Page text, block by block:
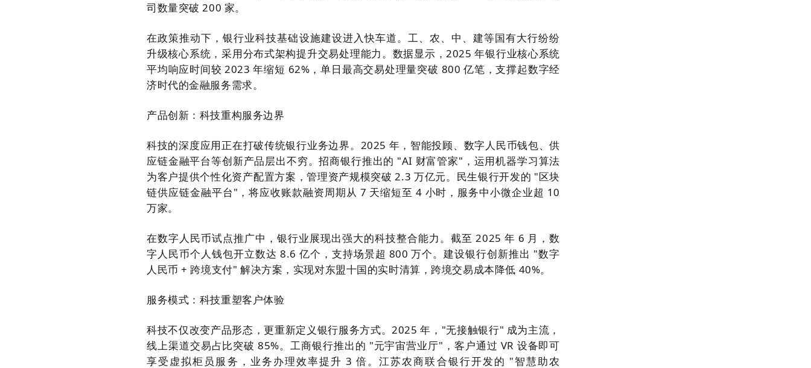
司数量突破 200 家。
在政策推动下，银行业科技基础设施建设进入快车道。工、农、中、建等国有大行纷纷
升级核心系统，采用分布式架构提升交易处理能力。数据显示，2025 年银行业核心系统
平均响应时间较 2023 年缩短 62%，单日最高交易处理量突破 800 亿笔，支撑起数字经
济时代的金融服务需求。
产品创新：科技重构服务边界
科技的深度应用正在打破传统银行业务边界。2025 年，智能投顾、数字人民币钱包、供
应链金融平台等创新产品层出不穷。招商银行推出的 "AI 财富管家"，运用机器学习算法
为客户提供个性化资产配置方案，管理资产规模突破 2.3 万亿元。民生银行开发的 "区块
链供应链金融平台"，将应收账款融资周期从 7 天缩短至 4 小时，服务中小微企业超 10
万家。
在数字人民币试点推广中，银行业展现出强大的科技整合能力。截至 2025 年 6 月，数
字人民币个人钱包开立数达 8.6 亿个，支持场景超 800 万个。建设银行创新推出 "数字
人民币 + 跨境支付" 解决方案，实现对东盟十国的实时清算，跨境交易成本降低 40%。
服务模式：科技重塑客户体验
科技不仅改变产品形态，更重新定义银行服务方式。2025 年，"无接触银行" 成为主流，
线上渠道交易占比突破 85%。工商银行推出的 "元宇宙营业厅"，客户通过 VR 设备即可
享受虚拟柜员服务，业务办理效率提升 3 倍。江苏农商联合银行开发的 "智慧助农